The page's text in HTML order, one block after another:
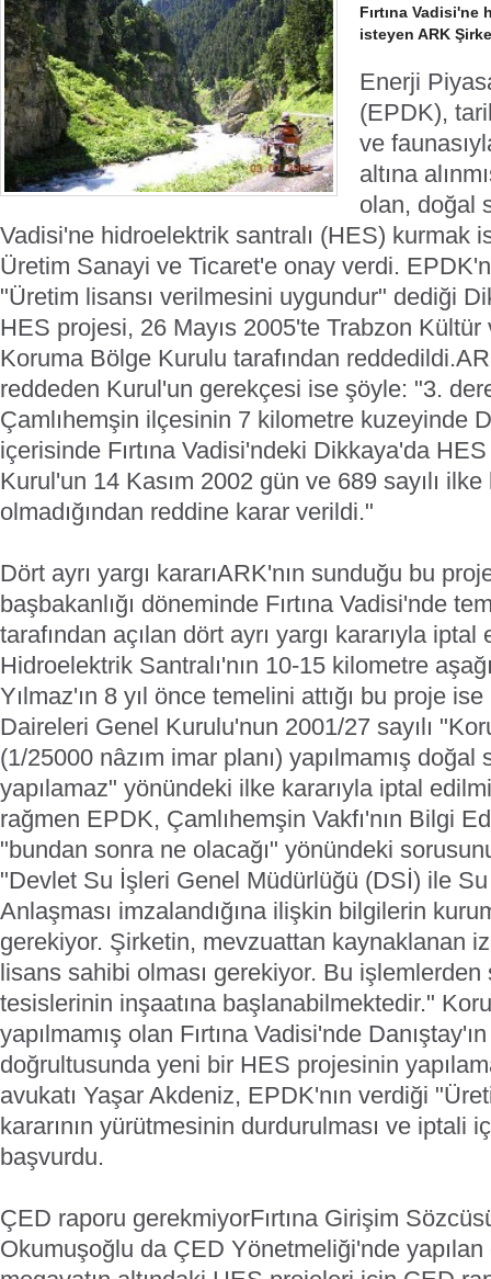
Fırtına
isteyen ARK
Enerji
(EPDK),
ve
altına
olan, doğal
Vadisi'ne hidroelektrik santralı (HES) kurmak
Üretim Sanayi ve Ticaret'e onay verdi.
"Üretim lisansı verilmesini uygundur" dediği
HES projesi, 26 Mayıs 2005'te Trabzon Kültür
Koruma Bölge Kurulu tarafından reddedildi.
reddeden Kurul'un gerekçesi ise şöyle: "3.
Çamlıhemşin ilçesinin 7 kilometre kuzeyinde
içerisinde Fırtına Vadisi'ndeki Dikkaya'da HES
Kurul'un 14 Kasım 2002 gün ve 689 sayılı
olmadığından reddine karar verildi."
Dört ayrı yargı kararıARK'nın sunduğu bu
başbakanlığı döneminde Fırtına Vadisi'nde
tarafından açılan dört ayrı yargı kararıyla
Hidroelektrik Santralı'nın 10-15 kilometre
Yılmaz'ın 8 yıl önce temelini attığı bu proje
Daireleri Genel Kurulu'nun 2001/27 sayılı
(1/25000 nâzım imar planı) yapılmamış doğal
yapılamaz" yönündeki ilke kararıyla iptal
rağmen EPDK, Çamlıhemşin Vakfı'nın Bilgi
"bundan sonra ne olacağı" yönündeki
"Devlet Su İşleri Genel Müdürlüğü (DSİ) ile
Anlaşması imzalandığına ilişkin bilgilerin
gerekiyor. Şirketin, mevzuattan kaynaklanan
lisans sahibi olması gerekiyor. Bu işlemlerden
tesislerinin inşaatına başlanabilmektedir."
yapılmamış olan Fırtına Vadisi'nde
doğrultusunda yeni bir HES projesinin
avukatı Yaşar Akdeniz, EPDK'nın verdiği
kararının yürütmesinin durdurulması ve iptali
başvurdu.
ÇED raporu gerekmiyorFırtına Girişim
Okumuşoğlu da ÇED Yönetmeliği'nde